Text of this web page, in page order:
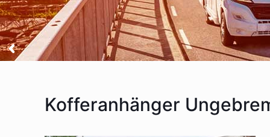
Kofferanhänger